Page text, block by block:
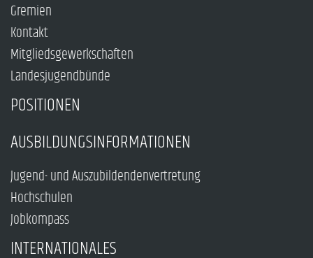
Gremien
Kontakt
Mitgliedsgewerkschaften
Landesjugendbünde
POSITIONEN
AUSBILDUNGSINFORMATIONEN
Jugend- und Auszubildendenvertretung
Hochschulen
Jobkompass
INTERNATIONALES